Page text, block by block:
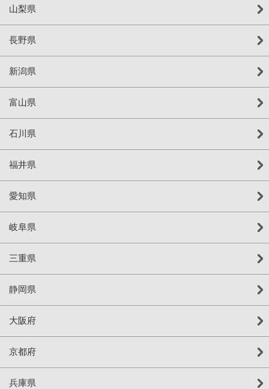
山梨県
長野県
新潟県
富山県
石川県
福井県
愛知県
岐阜県
三重県
静岡県
大阪府
京都府
兵庫県